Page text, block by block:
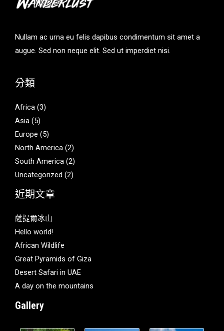
Nullam ac urna eu felis dapibus condimentum sit amet a
augue. Sed non neque elit. Sed ut imperdiet nisi.
分類
Africa (3)
Asia (5)
Europe (5)
North America (2)
South America (2)
Uncategorized (2)
近期文章
薩提爾冰山
Hello world!
African Wildlife
Great Pyramids of Giza
Desert Safari in UAE
A day on the mountains
Gallery